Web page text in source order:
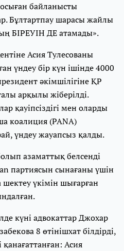
байланысты
Бұлтартпау шарасы жайлы
БІРЕУІН ДЕ атамады».
Асия Тулесованы
үндеу бір күн ішінде 4000
әкімшілігіне ҚР
арқылы жіберілді.
қауіпсіздігі мен оларды
коалиция (PANA)
үндеу жауапсыз қалды.
азаматтық белсенді
партиясын сынағаны үшін
үкімін шығарған
күні адвокаттар Джохар
8 өтінішхат білдірді,
Асия